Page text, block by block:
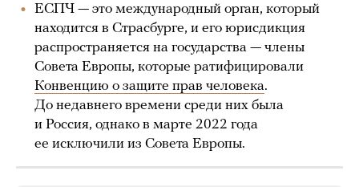
ЕСПЧ — это международный орган, который
находится в Страсбурге, и его юрисдикция
распространяется на государства — члены
Совета Европы, которые ратифицировали
Конвенцию о защите прав человека.
До недавнего времени среди них была
и Россия, однако в марте 2022 года
ее исключили из Совета Европы.